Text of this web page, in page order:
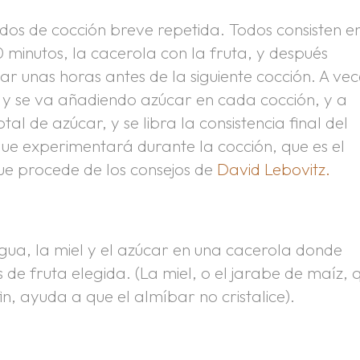
de cocción breve repetida. Todos consisten
la cacerola con la fruta, y después
horas antes de la siguiente cocción. A
se va añadiendo azúcar en cada cocción, y a
de azúcar, y se libra la consistencia final del
experimentará durante la cocción, que es el
procede de los consejos de David Lebovitz.
la miel y el azúcar en una cacerola donde
fruta elegida. (La miel, o el jarabe de maíz,
ayuda a que el almíbar no cristalice).